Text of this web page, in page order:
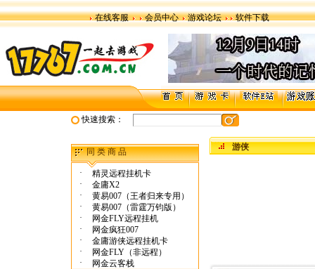
在线客服 会员中心 游戏论坛 软件下载
快速搜索：
同 类 商 品
·
精灵远程挂机卡
·
金庸X2
·
黄易007（王者归来专用）
·
黄易007（雷霆万钧版）
·
网金FLY远程挂机
·
网金疯狂007
·
金庸游侠远程挂机卡
·
网金FLY（非远程）
·
网金云客栈
游侠